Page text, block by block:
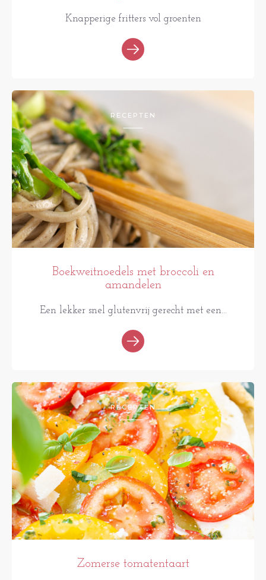
Knapperige fritters vol groenten
RECEPTEN
Boekweitnoedels met broccoli en
amandelen
Een lekker snel glutenvrij gerecht met een...
RECEPTEN
Zomerse tomatentaart